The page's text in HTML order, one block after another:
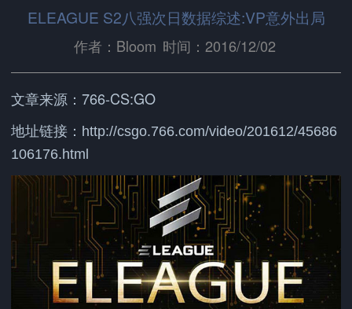
ELEAGUE S2八强次日数据综述:VP意外出局
作者：Bloom 时间：2016/12/02
文章来源：766-CS:GO
地址链接： http://csgo.766.com/video/201612/45686
106176.html